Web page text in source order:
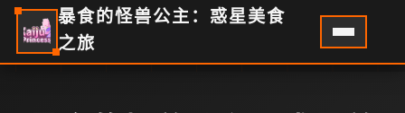
暴食的怪兽公主：惑星美食
之旅